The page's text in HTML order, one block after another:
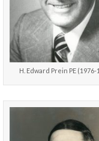
H. Edward Prein PE (1976-